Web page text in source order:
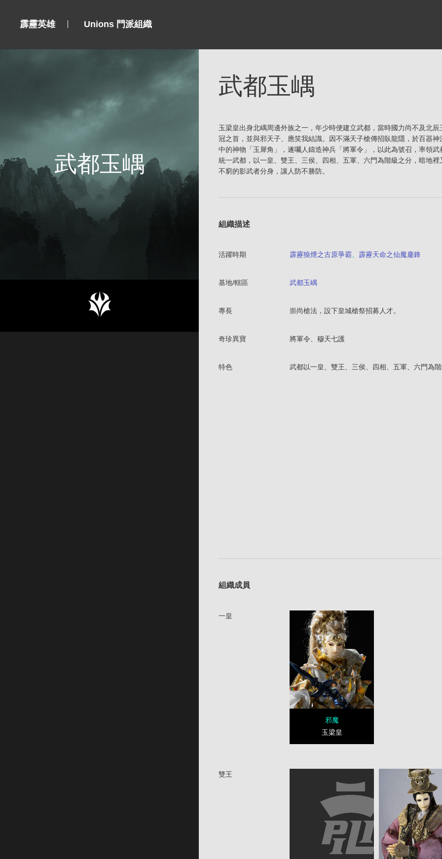
霹靂英雄 Unions 門派組織
武都玉嵎
武都玉嵎
玉梁皇出身北嵎周邊外族之一，年少時便建立武都，當時國力尚不及北
冠之首，並與邪天子、應笑我結識。因不滿天子槍傳招臥龍隱，於百器
中的神物「玉犀角」，遂囑人鑄造神兵「將軍令」，以此為號召，率領
統一武都，以一皇、雙王、三侯、四相、五軍、六門為階級之分，暗地
不窮的影武者分身，讓人防不勝防。
組織描述
活躍時期 霹靂狼煙之古原爭霸、 霹靂天命之仙魔鏖鋒
基地/轄區 武都玉嵎
專長 崇尚槍法，設下皇城槍祭招募人才。
奇珍異寶 將軍令、穆天七護
特色 武都以一皇、雙王、三侯、四相、五軍、六門為
組織成員
一皇
邪魔
玉梁皇
雙王